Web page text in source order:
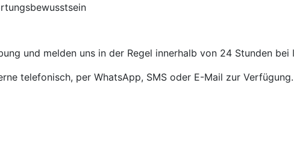
und melden uns in der Regel innerhalb von 24 Stunden bei
telefonisch, per WhatsApp, SMS oder E-Mail zur Verfügung.